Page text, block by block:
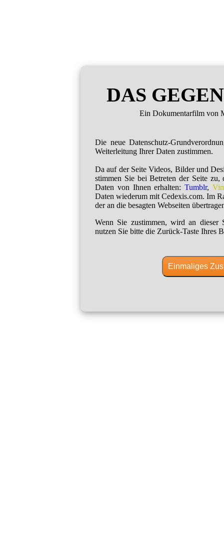
DAS
Ein Dokumentarfilm von
Die neue Datenschutz-
Weiterleitung Ihrer Daten zustimmen.
Da auf der Seite Videos, Bilder und
stimmen Sie bei Betreten der Seite zu,
Daten von Ihnen erhalten:Tumblr,
Daten wiederum mit Cedexis.com. Im
der an die besagten Webseiten
Wenn Sie zustimmen, wird an dieser
nutzen Sie bitte die Zurück-Taste Ihres
Einmaliges